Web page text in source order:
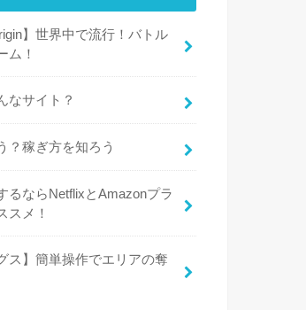
】世界中で流行！バトル
ム！
なサイト？
？稼ぎ方を知ろう
るならNetflixとAmazonプラ
スメ！
ス】簡単操作でエリアの奪